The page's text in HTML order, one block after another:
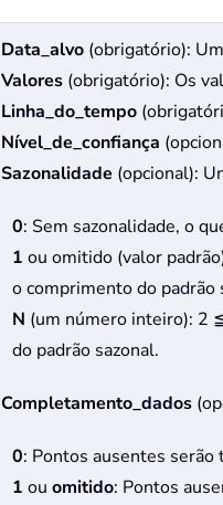
Data_alvo (obrigatório):
Valores (obrigatório): Os
Linha_do_tempo
Nível_de_confiança
Sazonalidade (opcional):
0: Sem sazonalidade, o
1 ou omitido (valor
o comprimento do padrão
N (um número inteiro): 2
do padrão sazonal.
Completamento_dados
0: Pontos ausentes serão
1 ou omitido: Pontos